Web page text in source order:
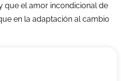
que el amor incondicional de
en la adaptación al cambio